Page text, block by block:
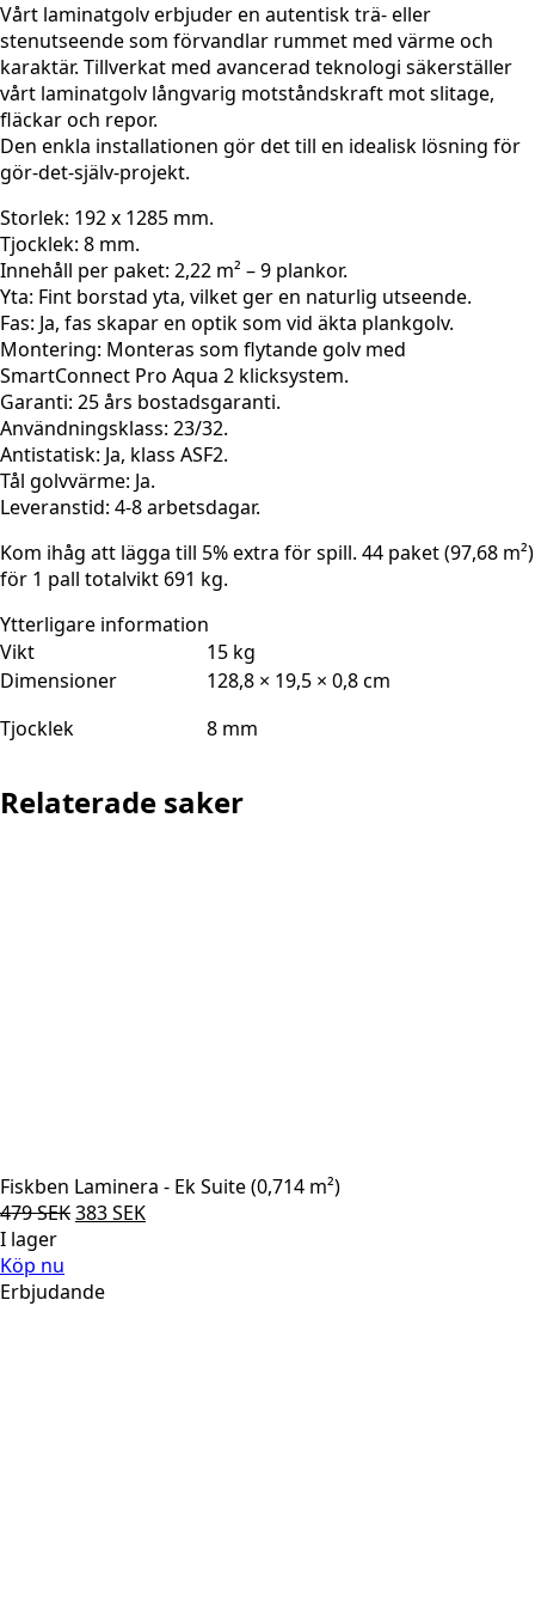
Vårt laminatgolv erbjuder en autentisk trä- eller
stenutseende som förvandlar rummet med värme och
karaktär. Tillverkat med avancerad teknologi säkerställer
vårt laminatgolv långvarig motståndskraft mot slitage,
fläckar och repor.
Den enkla installationen gör det till en idealisk lösning för
gör-det-själv-projekt.
Storlek: 192 x 1285 mm.
Tjocklek: 8 mm.
Innehåll per paket: 2,22 m² – 9 plankor.
Yta: Fint borstad yta, vilket ger en naturlig utseende.
Fas: Ja, fas skapar en optik som vid äkta plankgolv.
Montering: Monteras som flytande golv med
SmartConnect Pro Aqua 2 klicksystem.
Garanti: 25 års bostadsgaranti.
Användningsklass: 23/32.
Antistatisk: Ja, klass ASF2.
Tål golvvärme: Ja.
Leveranstid: 4-8 arbetsdagar.
Kom ihåg att lägga till 5% extra för spill. 44 paket (97,68 m²)
för 1 pall totalvikt 691 kg.
Ytterligare information
Vikt
15 kg
Dimensioner
128,8 × 19,5 × 0,8 cm
Tjocklek
8 mm
Relaterade saker
Fiskben Laminera - Ek Suite (0,714 m²)
479SEKDet
var:
383SEKDet
I lager
Köp nu
Erbjudande